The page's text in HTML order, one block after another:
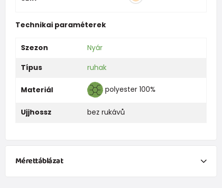
Technikai paraméterek
Szezon
Nyár
Típus
ruhak
Materiál polyester 100%
Ujjhossz bez rukávů
Mérettáblázat